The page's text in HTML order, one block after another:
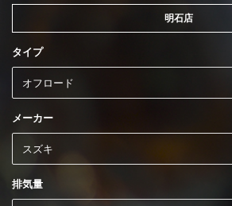
明石店
タイプ
メーカー
排気量